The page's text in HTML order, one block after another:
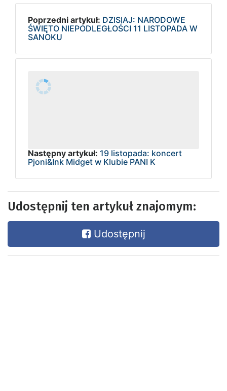
Poprzedni artykuł: DZISIAJ: NARODOWE
ŚWIĘTO NIEPODLEGŁOŚCI 11 LISTOPADA W
SANOKU
Następny artykuł: 19 listopada: koncert
Pjoni&Ink Midget w Klubie PANI K
Udostępnij ten artykuł znajomym:
Udostępnij